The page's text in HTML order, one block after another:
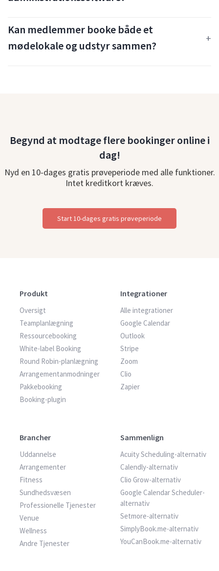
Kan medlemmer booke både et
mødelokale og udstyr sammen?
Begynd at modtage flere bookinger online i
dag!
Nyd en 10-dages gratis prøveperiode med alle funktioner.
Intet kreditkort kræves.
Start 10-dages gratis prøveperiode
Produkt
Oversigt
Teamplanlægning
Ressourcebooking
White-label Booking
Round Robin-planlægning
Arrangementanmodninger
Pakkebooking
Booking-plugin
Integrationer
Alle integrationer
Google Calendar
Outlook
Stripe
Zoom
Clio
Zapier
Brancher
Uddannelse
Arrangementer
Fitness
Sundhedsvæsen
Professionelle Tjenester
Venue
Wellness
Andre Tjenester
Sammenlign
Acuity Scheduling-alternativ
Calendly-alternativ
Clio Grow-alternativ
Google Calendar Scheduler-
alternativ
Setmore-alternativ
SimplyBook.me-alternativ
YouCanBook.me-alternativ